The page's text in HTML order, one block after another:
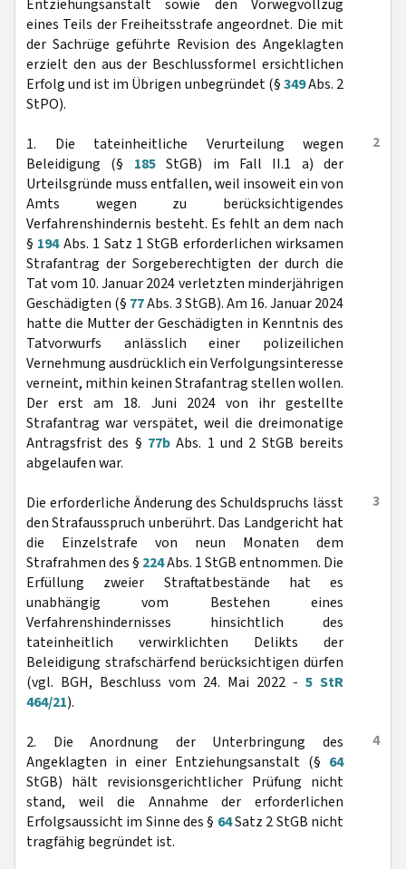
Entziehungsanstalt sowie den Vorwegvollzug
eines Teils der Freiheitsstrafe angeordnet. Die mit
der Sachrüge geführte Revision des Angeklagten
erzielt den aus der Beschlussformel ersichtlichen
Erfolg und ist im Übrigen unbegründet (§349Abs. 2
StPO).
2
1. Die tateinheitliche Verurteilung wegen
Beleidigung (§ 185StGB) im Fall II.1 a) der
Urteilsgründe muss entfallen, weil insoweit ein von
Amts wegen zu berücksichtigendes
Verfahrenshindernis besteht. Es fehlt an dem nach
§ 194Abs. 1 Satz 1 StGB erforderlichen wirksamen
Strafantrag der Sorgeberechtigten der durch die
Tat vom 10. Januar 2024 verletzten minderjährigen
Geschädigten (§ 77Abs. 3 StGB). Am 16. Januar 2024
hatte die Mutter der Geschädigten in Kenntnis des
Tatvorwurfs anlässlich einer polizeilichen
Vernehmung ausdrücklich ein Verfolgungsinteresse
verneint, mithin keinen Strafantrag stellen wollen.
Der erst am 18. Juni 2024 von ihr gestellte
Strafantrag war verspätet, weil die dreimonatige
Antragsfrist des § 77b Abs. 1 und 2 StGB bereits
abgelaufen war.
3
Die erforderliche Änderung des Schuldspruchs lässt
den Strafausspruch unberührt. Das Landgericht hat
die Einzelstrafe von neun Monaten dem
Strafrahmen des § 224Abs. 1 StGB entnommen. Die
Erfüllung zweier Straftatbestände hat es
unabhängig vom Bestehen eines
Verfahrenshindernisses hinsichtlich des
tateinheitlich verwirklichten Delikts der
Beleidigung strafschärfend berücksichtigen dürfen
(vgl. BGH, Beschluss vom 24. Mai 2022 - 5 StR
464/21).
4
2. Die Anordnung der Unterbringung des
Angeklagten in einer Entziehungsanstalt (§ 64
StGB) hält revisionsgerichtlicher Prüfung nicht
stand, weil die Annahme der erforderlichen
Erfolgsaussicht im Sinne des § 64Satz 2 StGB nicht
tragfähig begründet ist.